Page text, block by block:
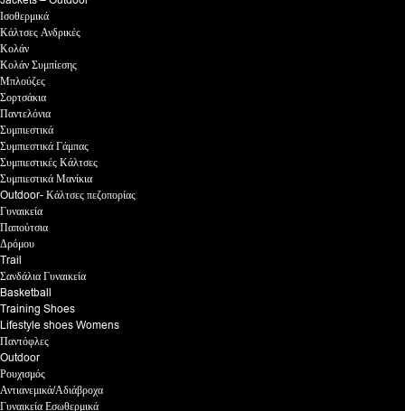
Ισοθερμικά
Κάλτσες Ανδρικές
Κολάν
Κολάν Συμπίεσης
Μπλούζες
Σορτσάκια
Παντελόνια
Συμπιεστικά
Συμπιεστικά Γάμπας
Συμπιεστικές Κάλτσες
Συμπιεστικά Μανίκια
Outdoor- Κάλτσες πεζοπορίας
Γυναικεία
Παπούτσια
Δρόμου
Trail
Σανδάλια Γυναικεία
Basketball
Training Shoes
Lifestyle shoes Womens
Παντόφλες
Outdoor
Ρουχισμός
Αντιανεμικά/Αδιάβροχα
Γυναικεία Εσωθερμικά